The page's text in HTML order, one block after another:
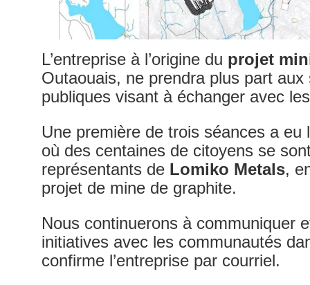
L’entreprise à l’origine du projet
Outaouais, ne prendra plus part aux
publiques visant à échanger avec
Une première de trois séances a eu
où des centaines de citoyens se
représentants de Lomiko Metals,
projet de mine de graphite.
Nous continuerons à communiquer
initiatives avec les communautés
confirme l’entreprise par courriel.